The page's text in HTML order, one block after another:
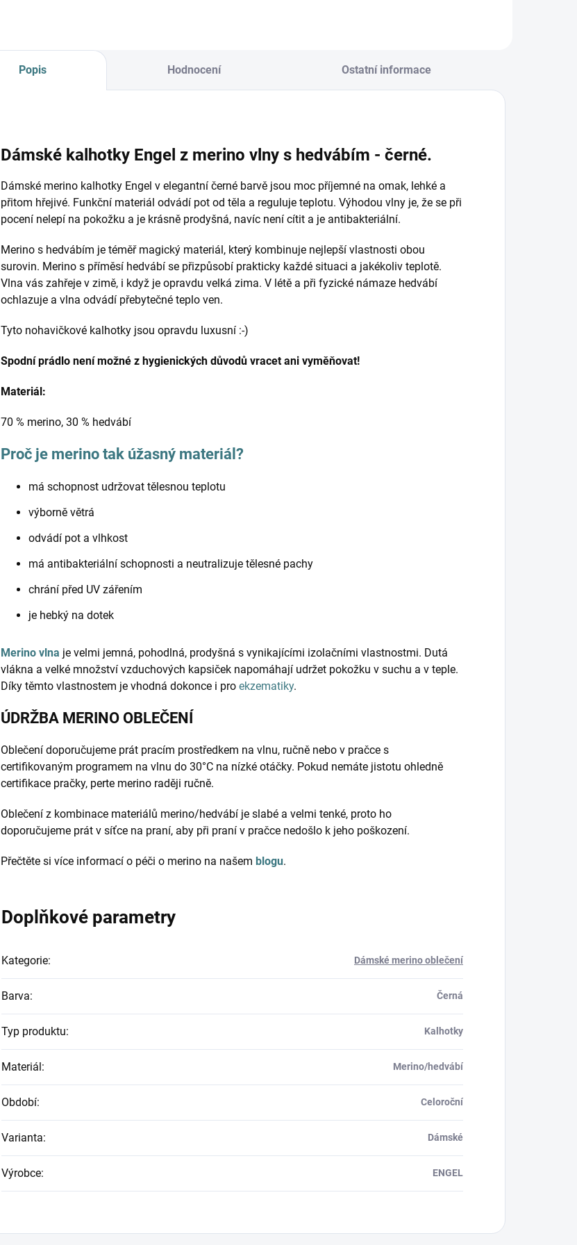
Popis Hodnocení Ostatní informace
Dámské kalhotky Engel z merino vlny s hedvábím - černé.
Dámské merino kalhotky Engel v elegantní černé barvě jsou moc příjemné na omak, lehké a
přitom hřejivé. Funkční materiál odvádí pot od těla a reguluje teplotu. Výhodou vlny je, že se při
pocení nelepí na pokožku a je krásně prodyšná, navíc není cítit a je antibakteriální.
Merino s hedvábím je téměř magický materiál, který kombinuje nejlepší vlastnosti obou
surovin. Merino s příměsí hedvábí se přizpůsobí prakticky každé situaci a jakékoliv teplotě.
Vlna vás zahřeje v zimě, i když je opravdu velká zima. V létě a při fyzické námaze hedvábí
ochlazuje a vlna odvádí přebytečné teplo ven.
Tyto nohavičkové kalhotky jsou opravdu luxusní :-)
Spodní prádlo není možné z hygienických důvodů vracet ani vyměňovat!
Materiál:
70 % merino, 30 % hedvábí
Proč je merino tak úžasný materiál?
má schopnost udržovat tělesnou teplotu
výborně větrá
odvádí pot a vlhkost
má antibakteriální schopnosti a neutralizuje tělesné pachy
chrání před UV zářením
je hebký na dotek
Merino vlna je velmi jemná, pohodlná, prodyšná s vynikajícími izolačními vlastnostmi. Dutá
vlákna a velké množství vzduchových kapsiček napomáhají udržet pokožku v suchu a v teple.
Díky těmto vlastnostem je vhodná dokonce i pro ekzematiky.
ÚDRŽBA MERINO OBLEČENÍ
Oblečení doporučujeme prát pracím prostředkem na vlnu, ručně nebo v pračce s
certifikovaným programem na vlnu do 30°C na nízké otáčky. Pokud nemáte jistotu ohledně
certifikace pračky, perte merino raději ručně.
Oblečení z kombinace materiálů merino/hedvábí je slabé a velmi tenké, proto ho
doporučujeme prát v síťce na praní, aby při praní v pračce nedošlo k jeho poškození.
Přečtěte si více informací o péči o merino na našem blogu.
Doplňkové parametry
Kategorie: Dámské merino oblečení
Barva: Černá
Typ produktu: Kalhotky
Materiál: Merino/hedvábí
Období: Celoroční
Varianta: Dámské
Výrobce: ENGEL